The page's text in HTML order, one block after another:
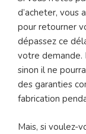
d’acheter, vous
pour retourner
dépassez ce
votre
sinon il ne
des garanties
fabrication
Mais, si voulez-